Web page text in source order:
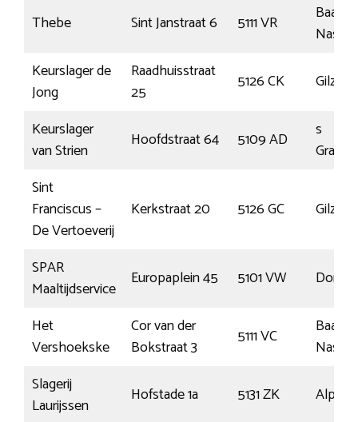
Thebe Sint Janstraat 6 5111 VR
Baarle-
Nassau
Keurslager de
Jong
Raadhuisstraat
25
5126 CK
Gilze
Keurslager
van Strien
Hoofdstraat 64 5109 AD
s
Sint
Franciscus –
De Vertoeverij
Kerkstraat 20 5126 GC Gilze
SPAR
Maaltijdservice
Europaplein 45 5101 VW
Het
Vershoekske
Cor van der
Bokstraat 3
5111 VC
Baarle-
Nassau
Slagerij
Laurijssen
Hofstade 1a 5131 ZK Alphen